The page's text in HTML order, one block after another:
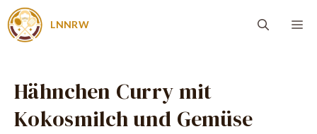
Zum
Inhalt
LNNRW
Hähnchen Curry mit
Kokosmilch und Gemüse